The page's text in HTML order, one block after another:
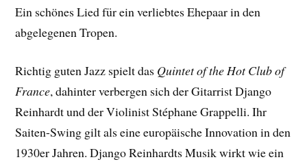
Ein schönes Lied für ein verliebtes Ehepaar in den
abgelegenen Tropen.
Richtig guten Jazz spielt das Quintet of the Hot Club of
France, dahinter verbergen sich der Gitarrist Django
Reinhardt und der Violinist Stéphane Grappelli. Ihr
Saiten-Swing gilt als eine europäische Innovation in den
1930er Jahren. Django Reinhardts Musik wirkt wie ein